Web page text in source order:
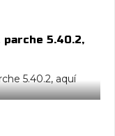
5.40.2,